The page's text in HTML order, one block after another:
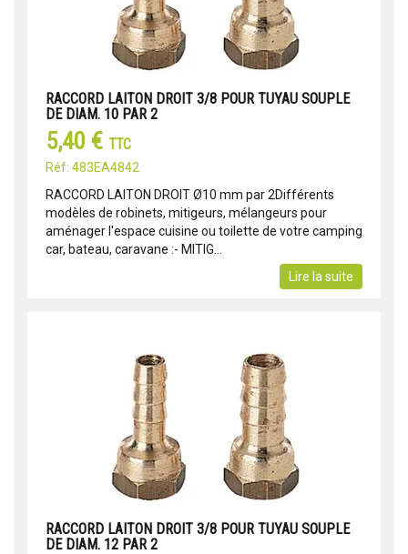
RACCORD LAITON DROIT 3/8 POUR TUYAU SOUPLE
DE DIAM. 10 PAR 2
5,40 € TTC
Réf: 483EA4842
RACCORD LAITON DROIT Ø10 mm par 2Différents
modèles de robinets, mitigeurs, mélangeurs pour
aménager l'espace cuisine ou toilette de votre camping
car, bateau, caravane :- MITIG...
Lire la suite
RACCORD LAITON DROIT 3/8 POUR TUYAU SOUPLE
DE DIAM. 12 PAR 2